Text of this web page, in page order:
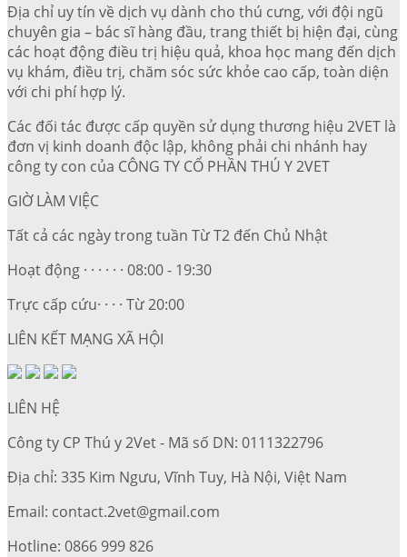
Địa chỉ uy tín về dịch vụ dành cho thú cưng, với đội ngũ
chuyên gia – bác sĩ hàng đầu, trang thiết bị hiện đại, cùng
các hoạt động điều trị hiệu quả, khoa học mang đến dịch
vụ khám, điều trị, chăm sóc sức khỏe cao cấp, toàn diện
với chi phí hợp lý.
Các đối tác được cấp quyền sử dụng thương hiệu 2VET là
đơn vị kinh doanh độc lập, không phải chi nhánh hay
công ty con của CÔNG TY CỔ PHẦN THÚ Y 2VET
GIỜ LÀM VIỆC
Tất cả các ngày trong tuần Từ T2 đến Chủ Nhật
Hoạt động · · · · · · 08:00 - 19:30
Trực cấp cứu· · · · Từ 20:00
LIÊN KẾT MẠNG XÃ HỘI
LIÊN HỆ
Công ty CP Thú y 2Vet - Mã số DN: 0111322796
Địa chỉ: 335 Kim Ngưu, Vĩnh Tuy, Hà Nội, Việt Nam
Email: contact.2vet@gmail.com
Hotline: 0866 999 826